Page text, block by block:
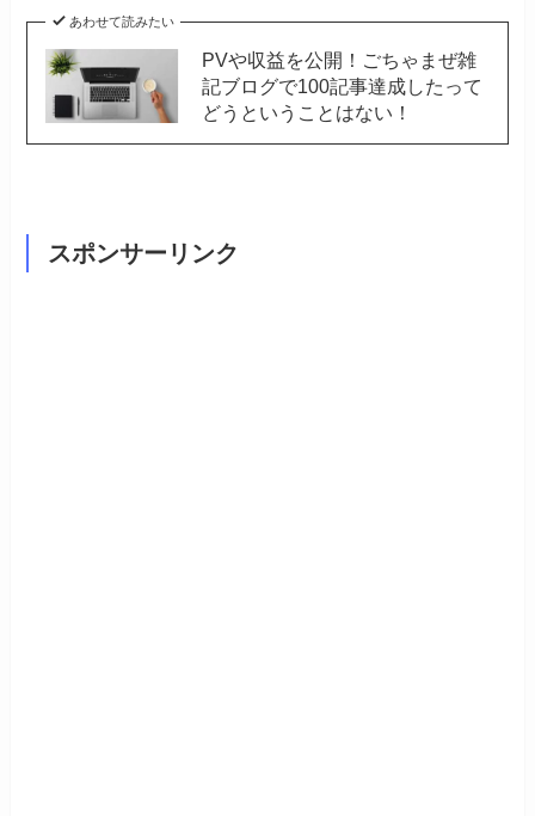
あわせて読みたい
PVや収益を公開！ごちゃまぜ雑
記ブログで100記事達成したって
どうということはない！
スポンサーリンク